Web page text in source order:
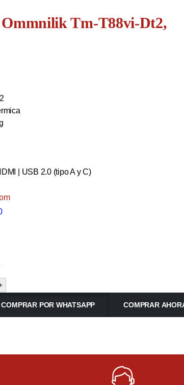
Tm-T88vi-Dt2,
| USB 2.0 (tipo A y C)
COMPRAR POR WHATSAPP COMPRAR